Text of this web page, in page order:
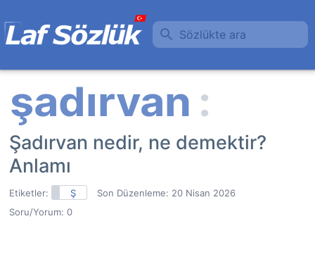
Sözlükte ara
Şadırvan nedir, ne demektir?
Anlamı
Etiketler: Ş Son Düzenleme: 20 Nisan 2026
Soru/Yorum: 0